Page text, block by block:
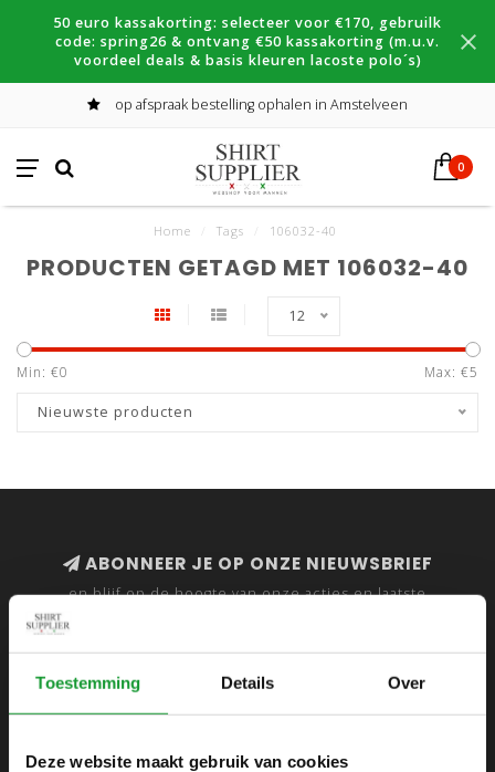
Toestemming Details Over
Deze website maakt gebruik van cookies
50 euro kassakorting: selecteer voor €170, gebruilk
code: spring26 & ontvang €50 kassakorting (m.u.v.
voordeel deals & basis kleuren lacoste polo´s)
op afspraak bestelling ophalen in Amstelveen
0
Home Tags 106032-40
PRODUCTEN GETAGD MET 106032-40
12
Min: €0 Max: €5
Nieuwste producten
ABONNEER JE OP ONZE NIEUWSBRIEF
en blijf op de hoogte van onze acties en laatste
SHIRTSUPPLIER.NL